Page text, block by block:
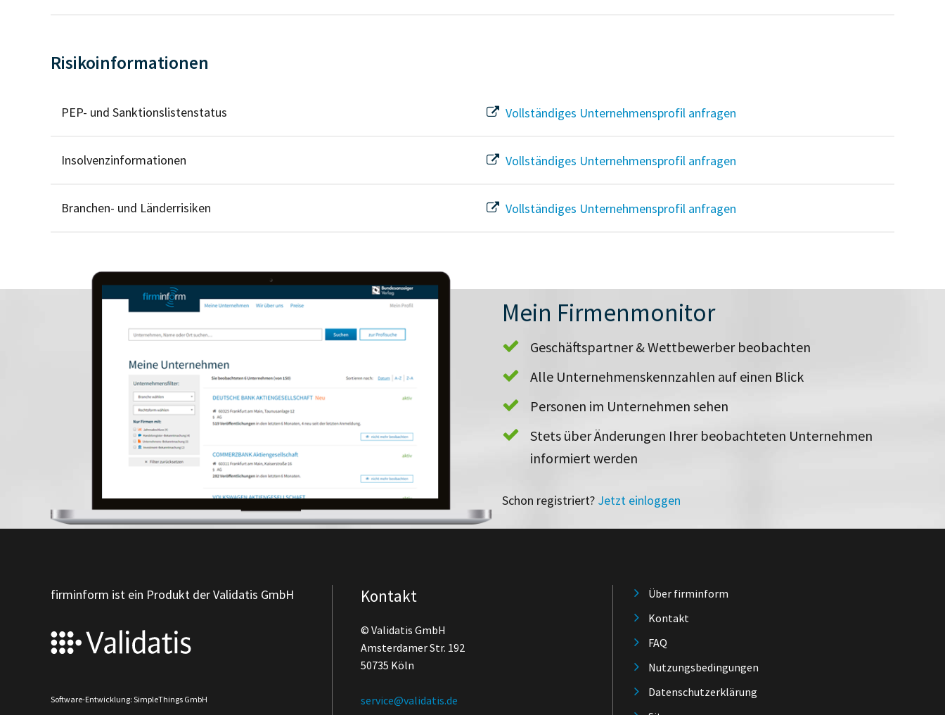
Risikoinformationen
PEP- und Sanktionslistenstatus Vollständiges Unternehmensprofil anfragen
Insolvenzinformationen Vollständiges Unternehmensprofil anfragen
Branchen- und Länderrisiken Vollständiges Unternehmensprofil anfragen
Mein Firmenmonitor
Geschäftspartner & Wettbewerber beobachten
Alle Unternehmenskennzahlen auf einen Blick
Personen im Unternehmen sehen
Stets über Änderungen Ihrer beobachteten Unternehmen
informiert werden
Schon registriert? Jetzt einloggen
firminform ist ein Produkt der Validatis GmbH
Software-Entwicklung: SimpleThings GmbH
Kontakt
© Validatis GmbH
Amsterdamer Str. 192
50735 Köln
service@validatis.de
Über firminform
Kontakt
FAQ
Nutzungsbedingungen
Datenschutzerklärung